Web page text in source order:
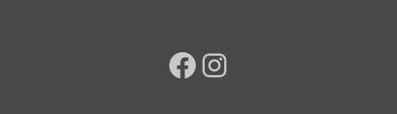
Facebook Instagram